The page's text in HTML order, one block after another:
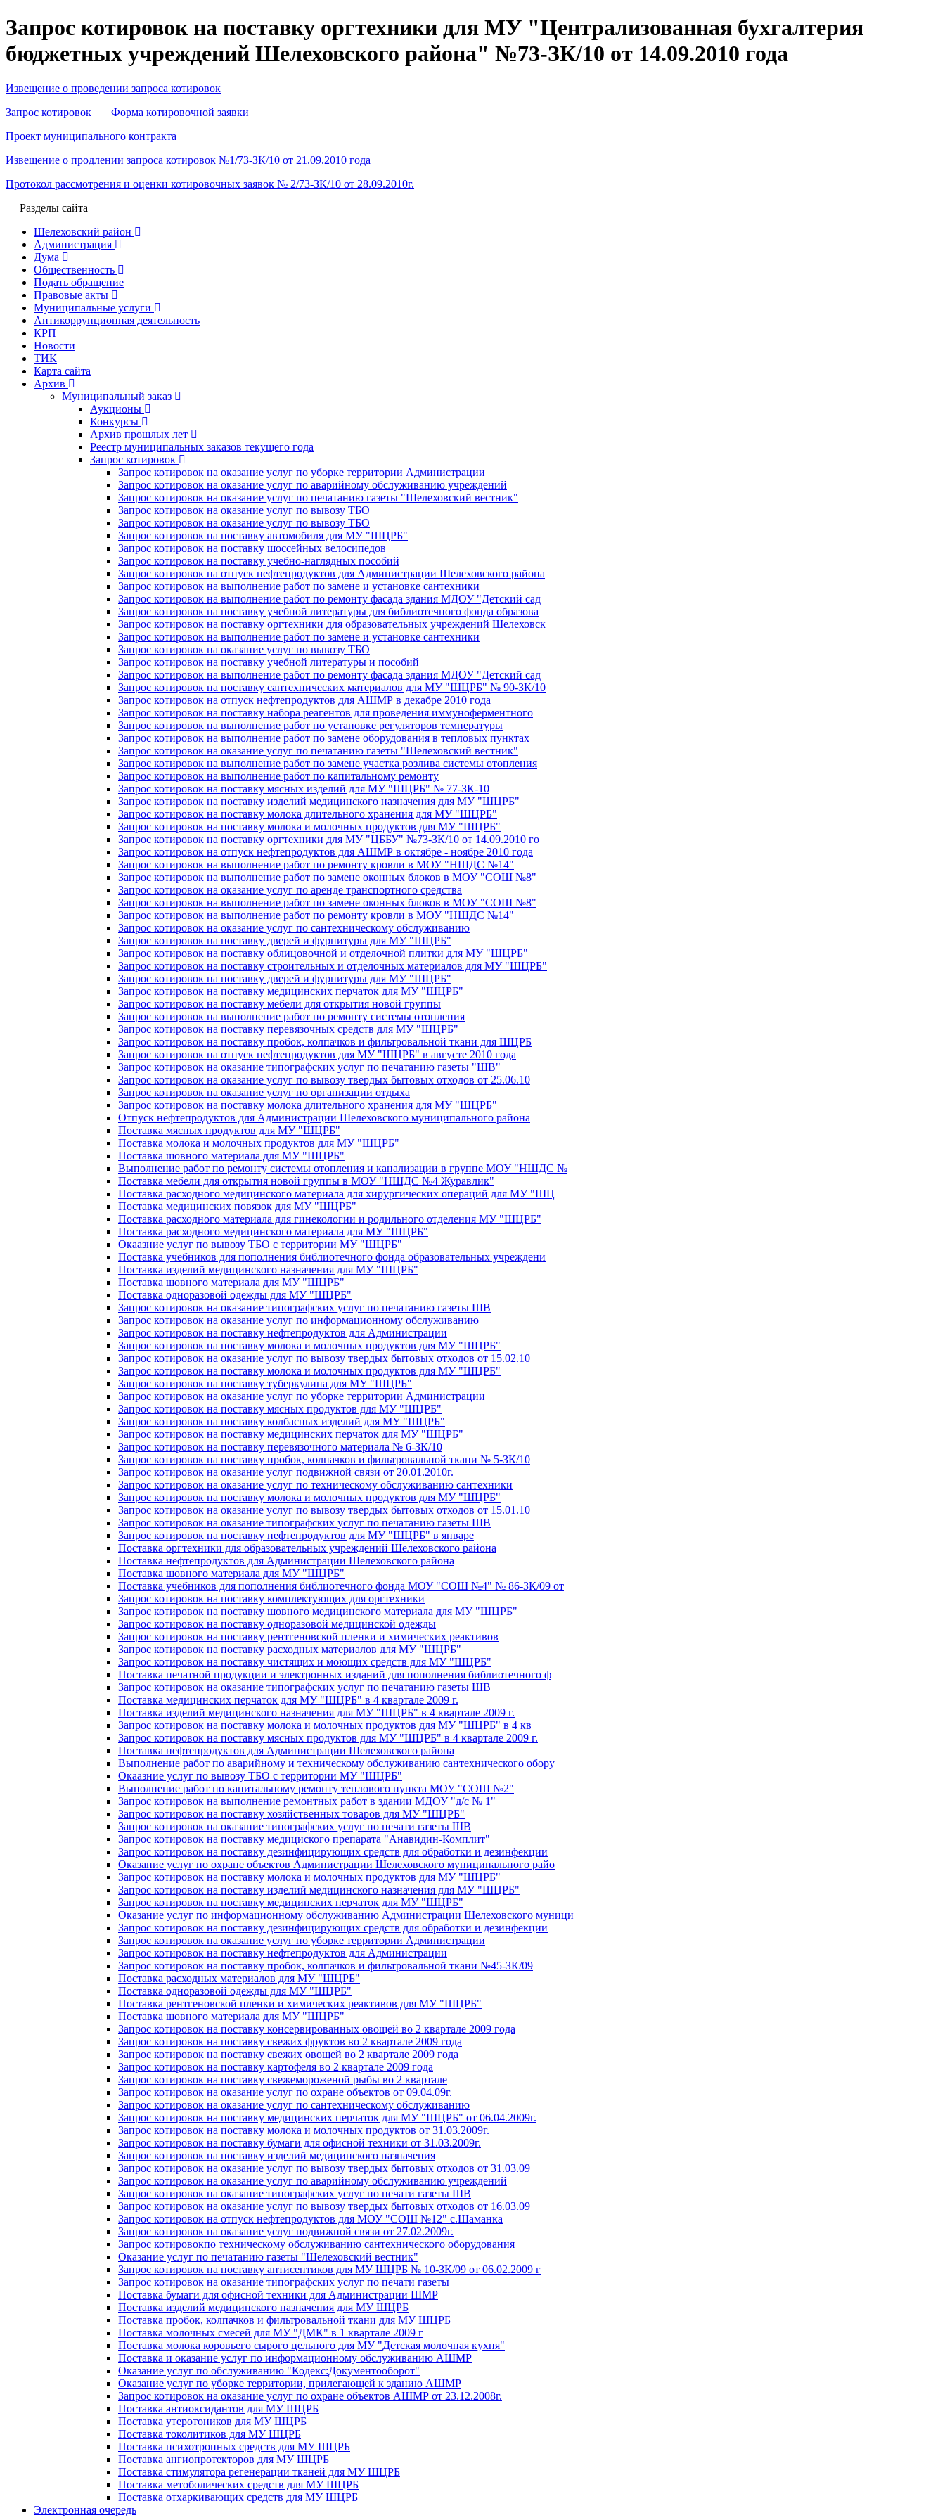
Запрос котировок на поставку оргтехники для МУ "Централизованная бухгалтерия
бюджетных учреждений Шелеховского района" №73-ЗК/10 от 14.09.2010 года
Извещение о проведении запроса котировок
Запрос котировок Форма котировочной заявки
Проект муниципального контракта
Извещение о продлении запроса котировок №1/73-ЗК/10 от 21.09.2010 года
Протокол рассмотрения и оценки котировочных заявок № 2/73-ЗК/10 от 28.09.2010г.
Разделы сайта
Шелеховский район
Администрация
Дума
Общественность
Подать обращение
Правовые акты
Муниципальные услуги
Антикоррупционная деятельность
КРП
Новости
ТИК
Карта сайта
Архив
Муниципальный заказ
Аукционы
Конкурсы
Архив прошлых лет
Реестр муниципальных заказов текущего года
Запрос котировок
Запрос котировок на оказание услуг по уборке территории Администрации
Запрос котировок на оказание услуг по аварийному обслуживанию учреждений
Запрос котировок на оказание услуг по печатанию газеты "Шелеховский вестник"
Запрос котировок на оказание услуг по вывозу ТБО
Запрос котировок на оказание услуг по вывозу ТБО
Запрос котировок на поставку автомобиля для МУ "ШЦРБ"
Запрос котировок на поставку шоссейных велосипедов
Запрос котировок на поставку учебно-наглядных пособий
Запрос котировок на отпуск нефтепродуктов для Администрации Шелеховского района
Запрос котировок на выполнение работ по замене и установке сантехники
Запрос котировок на выполнение работ по ремонту фасада здания МДОУ "Детский сад
Запрос котировок на поставку учебной литературы для библиотечного фонда образова
Запрос котировок на поставку оргтехники для образовательных учреждений Шелеховск
Запрос котировок на выполнение работ по замене и установке сантехники
Запрос котировок на оказание услуг по вывозу ТБО
Запрос котировок на поставку учебной литературы и пособий
Запрос котировок на выполнение работ по ремонту фасада здания МДОУ "Детский сад
Запрос котировок на поставку сантехнических материалов для МУ "ШЦРБ" № 90-ЗК/10
Запрос котировок на отпуск нефтепродуктов для АШМР в декабре 2010 года
Запрос котировок на поставку набора реагентов для проведения иммуноферментного
Запрос котировок на выполнение работ по установке регуляторов температуры
Запрос котировок на выполнение работ по замене оборудования в тепловых пунктах
Запрос котировок на оказание услуг по печатанию газеты "Шелеховский вестник"
Запрос котировок на выполнение работ по замене участка розлива системы отопления
Запрос котировок на выполнение работ по капитальному ремонту
Запрос котировок на поставку мясных изделий для МУ "ШЦРБ" № 77-ЗК-10
Запрос котировок на поставку изделий медицинского назначения для МУ "ШЦРБ"
Запрос котировок на поставку молока длительного хранения для МУ "ШЦРБ"
Запрос котировок на поставку молока и молочных продуктов для МУ "ШЦРБ"
Запрос котировок на поставку оргтехники для МУ "ЦББУ" №73-ЗК/10 от 14.09.2010 го
Запрос котировок на отпуск нефтепродуктов для АШМР в октябре - ноябре 2010 года
Запрос котировок на выполнение работ по ремонту кровли в МОУ "НШДС №14"
Запрос котировок на выполнение работ по замене оконных блоков в МОУ "СОШ №8"
Запрос котировок на оказание услуг по аренде транспортного средства
Запрос котировок на выполнение работ по замене оконных блоков в МОУ "СОШ №8"
Запрос котировок на выполнение работ по ремонту кровли в МОУ "НШДС №14"
Запрос котировок на оказание услуг по сантехническому обслуживанию
Запрос котировок на поставку дверей и фурнитуры для МУ "ШЦРБ"
Запрос котировок на поставку облицовочной и отделочной плитки для МУ "ШЦРБ"
Запрос котировок на поставку строительных и отделочных материалов для МУ "ШЦРБ"
Запрос котировок на поставку дверей и фурнитуры для МУ "ШЦРБ"
Запрос котировок на поставку медицинских перчаток для МУ "ШЦРБ"
Запрос котировок на поставку мебели для открытия новой группы
Запрос котировок на выполнение работ по ремонту системы отопления
Запрос котировок на поставку перевязочных средств для МУ "ШЦРБ"
Запрос котировок на поставку пробок, колпачков и фильтровальной ткани для ШЦРБ
Запрос котировок на отпуск нефтепродуктов для МУ "ШЦРБ" в августе 2010 года
Запрос котировок на оказание типографских услуг по печатанию газеты "ШВ"
Запрос котировок на оказание услуг по вывозу твердых бытовых отходов от 25.06.10
Запрос котировок на оказание услуг по организации отдыха
Запрос котировок на поставку молока длительного хранения для МУ "ШЦРБ"
Отпуск нефтепродуктов для Администрации Шелеховского муниципального района
Поставка мясных продуктов для МУ "ШЦРБ"
Поставка молока и молочных продуктов для МУ "ШЦРБ"
Поставка шовного материала для МУ "ШЦРБ"
Выполнение работ по ремонту системы отопления и канализации в группе МОУ "НШДС №
Поставка мебели для открытия новой группы в МОУ "НШДС №4 Журавлик"
Поставка расходного медицинского материала для хирургических операций для МУ "ШЦ
Поставка медицинских повязок для МУ "ШЦРБ"
Поставка расходного материала для гинекологии и родильного отделения МУ "ШЦРБ"
Поставка расходного медицинского материала для МУ "ШЦРБ"
Окаазние услуг по вывозу ТБО с территории МУ "ШЦРБ"
Поставка учебников для пополнения библиотечного фонда образовательных учреждени
Поставка изделий медицинского назначения для МУ "ШЦРБ"
Поставка шовного материала для МУ "ШЦРБ"
Поставка одноразовой одежды для МУ "ШЦРБ"
Запрос котировок на оказание типографских услуг по печатанию газеты ШВ
Запрос котировок на оказание услуг по информационному обслуживанию
Запрос котировок на поставку нефтепродуктов для Администрации
Запрос котировок на поставку молока и молочных продуктов для МУ "ШЦРБ"
Запрос котировок на оказание услуг по вывозу твердых бытовых отходов от 15.02.10
Запрос котировок на поставку молока и молочных продуктов для МУ "ШЦРБ"
Запрос котировок на поставку туберкулина для МУ "ШЦРБ"
Запрос котировок на оказание услуг по уборке территории Администрации
Запрос котировок на поставку мясных продуктов для МУ "ШЦРБ"
Запрос котировок на поставку колбасных изделий для МУ "ШЦРБ"
Запрос котировок на поставку медицинских перчаток для МУ "ШЦРБ"
Запрос котировок на поставку перевязочного материала № 6-ЗК/10
Запрос котировок на поставку пробок, колпачков и фильтровальной ткани № 5-ЗК/10
Запрос котировок на оказание услуг подвижной связи от 20.01.2010г.
Запрос котировок на оказание услуг по техническому обслуживанию сантехники
Запрос котировок на поставку молока и молочных продуктов для МУ "ШЦРБ"
Запрос котировок на оказание услуг по вывозу твердых бытовых отходов от 15.01.10
Запрос котировок на оказание типографских услуг по печатанию газеты ШВ
Запрос котировок на поставку нефтепродуктов для МУ "ШЦРБ" в январе
Поставка оргтехники для образовательных учреждений Шелеховского района
Поставка нефтепродуктов для Администрации Шелеховского района
Поставка шовного материала для МУ "ШЦРБ"
Поставка учебников для пополнения библиотечного фонда МОУ "СОШ №4" № 86-ЗК/09 от
Запрос котировок на поставку комплектующих для оргтехники
Запрос котировок на поставку шовного медицинского материала для МУ "ШЦРБ"
Запрос котировок на поставку одноразовой медицинской одежды
Запрос котировок на поставку рентгеновской пленки и химических реактивов
Запрос котировок на поставку расходных материалов для МУ "ШЦРБ"
Запрос котировок на поставку чистящих и моющих средств для МУ "ШЦРБ"
Поставка печатной продукции и электронных изданий для пополнения библиотечного ф
Запрос котировок на оказание типографских услуг по печатанию газеты ШВ
Поставка медицинских перчаток для МУ "ШЦРБ" в 4 квартале 2009 г.
Поставка изделий медицинского назначения для МУ "ШЦРБ" в 4 квартале 2009 г.
Запрос котировок на поставку молока и молочных продуктов для МУ "ШЦРБ" в 4 кв
Запрос котировок на поставку мясных продуктов для МУ "ШЦРБ" в 4 квартале 2009 г.
Поставка нефтепродуктов для Администрации Шелеховского района
Выполнение работ по аварийному и техническому обслуживанию сантехнического обору
Окаазние услуг по вывозу ТБО с территории МУ "ШЦРБ"
Выполнение работ по капитальному ремонту теплового пункта МОУ "СОШ №2"
Запрос котировок на выполнение ремонтных работ в здании МДОУ "д/с № 1"
Запрос котировок на поставку хозяйственных товаров для МУ "ШЦРБ"
Запрос котировок на оказание типографских услуг по печати газеты ШВ
Запрос котировок на поставку медициского препарата "Анавидин-Комплит"
Запрос котировок на поставку дезинфицирующих средств для обработки и дезинфекции
Оказание услуг по охране объектов Администрации Шелеховского муниципального райо
Запрос котировок на поставку молока и молочных продуктов для МУ "ШЦРБ"
Запрос котировок на поставку изделий медицинского назначения для МУ "ШЦРБ"
Запрос котировок на поставку медицинских перчаток для МУ "ШЦРБ"
Оказание услуг по информационному обслуживанию Администрации Шелеховского муници
Запрос котировок на поставку дезинфицирующих средств для обработки и дезинфекции
Запрос котировок на оказание услуг по уборке территории Администрации
Запрос котировок на поставку нефтепродуктов для Администрации
Запрос котировок на поставку пробок, колпачков и фильтровальной ткани №45-ЗК/09
Поставка расходных материалов для МУ "ШЦРБ"
Поставка одноразовой одежды для МУ "ШЦРБ"
Поставка рентгеновской пленки и химических реактивов для МУ "ШЦРБ"
Поставка шовного материала для МУ "ШЦРБ"
Запрос котировок на поставку консервированных овощей во 2 квартале 2009 года
Запрос котировок на поставку свежих фруктов во 2 квартале 2009 года
Запрос котировок на поставку свежих овощей во 2 квартале 2009 года
Запрос котировок на поставку картофеля во 2 квартале 2009 года
Запрос котировок на поставку свежемороженой рыбы во 2 квартале
Запрос котировок на оказание услуг по охране объектов от 09.04.09г.
Запрос котировок на оказание услуг по сантехническому обслуживанию
Запрос котировок на поставку медицинских перчаток для МУ "ШЦРБ" от 06.04.2009г.
Запрос котировок на поставку молока и молочных продуктов от 31.03.2009г.
Запрос котировок на поставку бумаги для офисной техники от 31.03.2009г.
Запрос котировок на поставку изделий медицинского назначения
Запрос котировок на оказание услуг по вывозу твердых бытовых отходов от 31.03.09
Запрос котировок на оказание услуг по аварийному обслуживанию учреждений
Запрос котировок на оказание типографских услуг по печати газеты ШВ
Запрос котировок на оказание услуг по вывозу твердых бытовых отходов от 16.03.09
Запрос котировок на отпуск нефтепродуктов для МОУ "СОШ №12" с.Шаманка
Запрос котировок на оказание услуг подвижной связи от 27.02.2009г.
Запрос котировокпо техническому обслуживанию сантехнического оборудования
Оказание услуг по печатанию газеты "Шелеховский вестник"
Запрос котировок на поставку антисептиков для МУ ШЦРБ № 10-ЗК/09 от 06.02.2009 г
Запрос котировок на оказание типографских услуг по печати газеты
Поставка бумаги для офисной техники для Администрации ШМР
Поставка изделий медицинского назначения для МУ ШЦРБ
Поставка пробок, колпачков и фильтровальной ткани для МУ ШЦРБ
Поставка молочных смесей для МУ "ДМК" в 1 квартале 2009 г
Поставка молока коровьего сырого цельного для МУ "Детская молочная кухня"
Поставка и оказание услуг по информационному обслуживанию АШМР
Оказание услуг по обслуживанию "Кодекс:Документооборот"
Оказание услуг по уборке территории, прилегающей к зданию АШМР
Запрос котировок на оказание услуг по охране объектов АШМР от 23.12.2008г.
Поставка антиоксидантов для МУ ШЦРБ
Поставка утеротоников для МУ ШЦРБ
Поставка токолитиков для МУ ШЦРБ
Поставка психотропных средств для МУ ШЦРБ
Поставка ангиопротекторов для МУ ШЦРБ
Поставка стимулятора регенерации тканей для МУ ШЦРБ
Поставка метоболических средств для МУ ШЦРБ
Поставка отхаркивающих средств для МУ ШЦРБ
Электронная очередь